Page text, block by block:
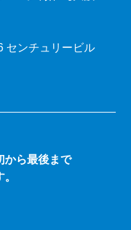
センチュリービル
から最後まで